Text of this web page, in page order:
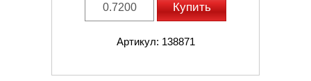
Купить
Артикул: 138871